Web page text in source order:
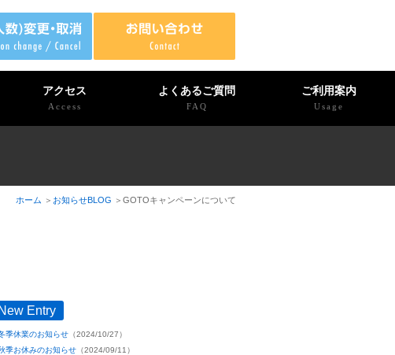
アクセス
Access
よくあるご質問
FAQ
ご利用案内
Usage
ホーム お知らせBLOG GOTOキャンペーンについて
New Entry
季休業のお知らせ（2024/10/27）
季お休みのお知らせ（2024/09/11）